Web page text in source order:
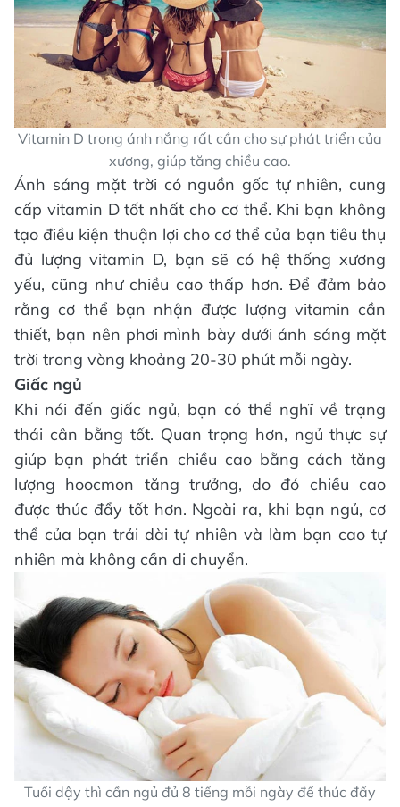
Vitamin D trong ánh nắng rất cần cho sự phát triển của
xương, giúp tăng chiều cao.
Ánh sáng mặt trời có nguồn gốc tự nhiên, cung
cấp vitamin D tốt nhất cho cơ thể. Khi bạn không
tạo điều kiện thuận lợi cho cơ thể của bạn tiêu thụ
đủ lượng vitamin D, bạn sẽ có hệ thống xương
yếu, cũng như chiều cao thấp hơn. Để đảm bảo
rằng cơ thể bạn nhận được lượng vitamin cần
thiết, bạn nên phơi mình bày dưới ánh sáng mặt
trời trong vòng khoảng 20-30 phút mỗi ngày.
Giấc ngủ
Khi nói đến giấc ngủ, bạn có thể nghĩ về trạng
thái cân bằng tốt. Quan trọng hơn, ngủ thực sự
giúp bạn phát triển chiều cao bằng cách tăng
lượng hoocmon tăng trưởng, do đó chiều cao
được thúc đẩy tốt hơn. Ngoài ra, khi bạn ngủ, cơ
thể của bạn trải dài tự nhiên và làm bạn cao tự
nhiên mà không cần di chuyển.
Tuổi dậy thì cần ngủ đủ 8 tiếng mỗi ngày để thúc đẩy